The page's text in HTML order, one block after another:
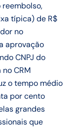
típica) de R$
no
aprovação
CNPJ do
CRM
o tempo médio
por cento
grandes
que